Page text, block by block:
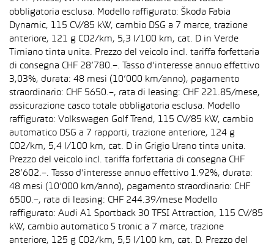
obbligatoria esclusa. Modello raffigurato: Škoda Fabia
Dynamic, 115 CV/85 kW, cambio DSG a 7 marce, trazione
anteriore, 121 g CO2/km, 5,3 l/100 km, cat. D in Verde
Timiano tinta unita. Prezzo del veicolo incl. tariffa forfettaria
di consegna CHF 28’780.–. Tasso d’interesse annuo effettivo
3,03%, durata: 48 mesi (10’000 km/anno), pagamento
straordinario: CHF 5650.–, rata di leasing: CHF 221.85/mese,
assicurazione casco totale obbligatoria esclusa. Modello
raffigurato: Volkswagen Golf Trend, 115 CV/85 kW, cambio
automatico DSG a 7 rapporti, trazione anteriore, 124 g
CO2/km, 5,4 l/100 km, cat. D in Grigio Urano tinta unita.
Prezzo del veicolo incl. tariffa forfettaria di consegna CHF
28’602.–. Tasso d’interesse annuo effettivo 1.92%, durata:
48 mesi (10’000 km/anno), pagamento straordinario: CHF
6500.–, rata di leasing: CHF 244.39/mese Modello
raffigurato: Audi A1 Sportback 30 TFSI Attraction, 115 CV/85
kW, cambio automatico S tronic a 7 marce, trazione
anteriore, 125 g CO2/km, 5,5 l/100 km, cat. D. Prezzo del